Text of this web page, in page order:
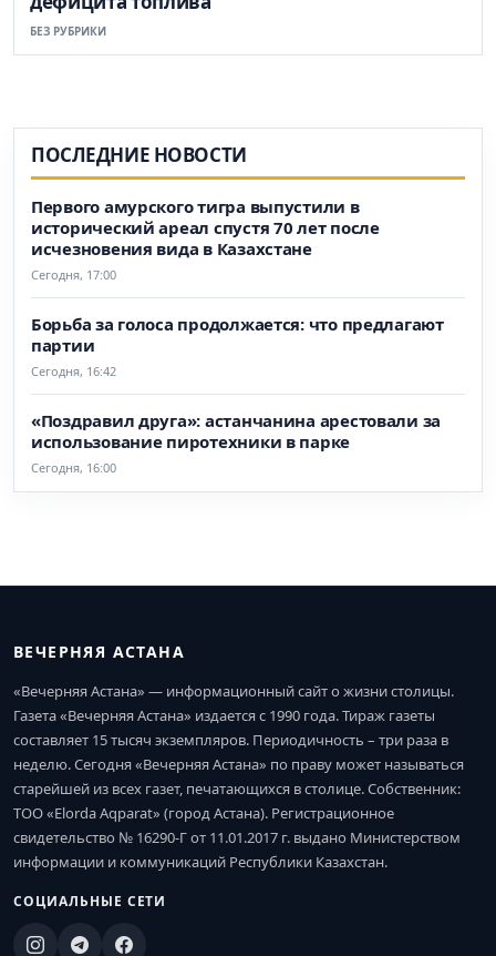
БЕЗ РУБРИКИ
ПОСЛЕДНИЕ НОВОСТИ
Первого амурского тигра выпустили в
исторический ареал спустя 70 лет после
исчезновения вида в Казахстане
Сегодня, 17:00
Борьба за голоса продолжается: что предлагают
партии
Сегодня, 16:42
«Поздравил друга»: астанчанина арестовали за
использование пиротехники в парке
Сегодня, 16:00
ВЕЧЕРНЯЯ АСТАНА
«Вечерняя Астана» — информационный сайт о жизни столицы.
Газета «Вечерняя Астана» издается с 1990 года. Тираж газеты
составляет 15 тысяч экземпляров. Периодичность – три раза в
неделю. Сегодня «Вечерняя Астана» по праву может называться
старейшей из всех газет, печатающихся в столице. Собственник:
ТОО «Elorda Aqparat» (город Астана). Регистрационное
свидетельство № 16290-Г от 11.01.2017 г. выдано Министерством
информации и коммуникаций Республики Казахстан.
СОЦИАЛЬНЫЕ СЕТИ